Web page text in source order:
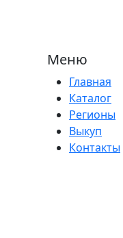
Меню
Главная
Каталог
Регионы
Выкуп
Контакты